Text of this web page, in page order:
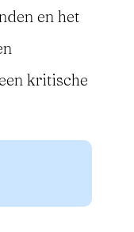
en het
kritische